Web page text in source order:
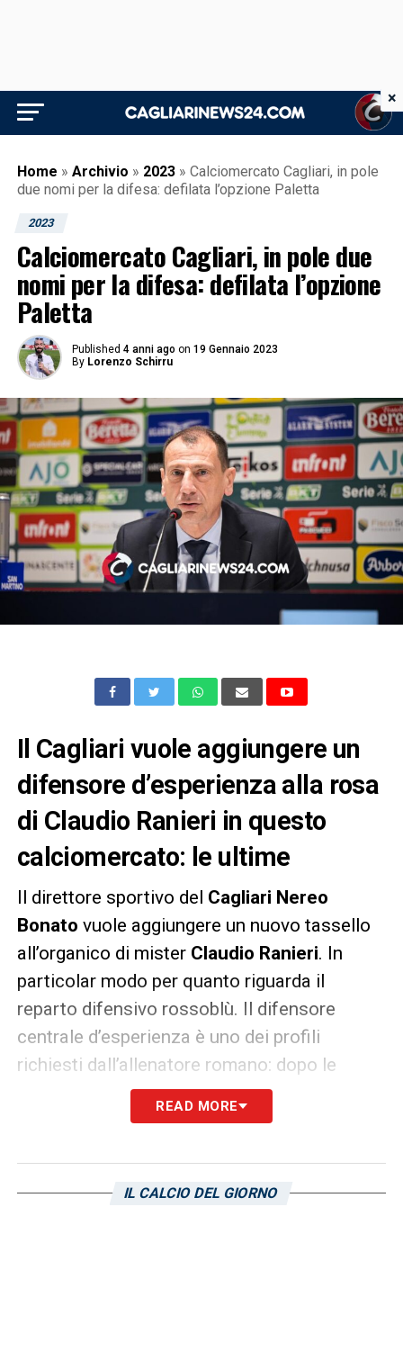
Home » Archivio » 2023 » Calciomercato Cagliari, in pole
due nomi per la difesa: defilata l’opzione Paletta
2023
Calciomercato Cagliari, in pole due
nomi per la difesa: defilata l’opzione
Paletta
Published 4 anni ago on 19 Gennaio 2023
By Lorenzo Schirru
Il Cagliari vuole aggiungere un
difensore d’esperienza alla rosa
di Claudio Ranieri in questo
calciomercato: le ultime
Il direttore sportivo del Cagliari Nereo
Bonato vuole aggiungere un nuovo tassello
all’organico di mister Claudio Ranieri. In
particolar modo per quanto riguarda il
reparto difensivo rossoblù. Il difensore
centrale d’esperienza è uno dei profili
richiesti dall’allenatore romano: dopo le
Omar ColleyeNorbert Gyomber
i nomi sondati (e che restano in pole) sono
del club grigiorosso). L’interesse del club
READ MORE
IL CALCIO DEL GIORNO
×